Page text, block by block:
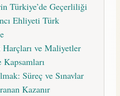
Türkiye’de Geçerliliği
Ehliyeti Türk
ve Maliyetler
Kapsamları
Süreç ve Sınavlar
Kazanır